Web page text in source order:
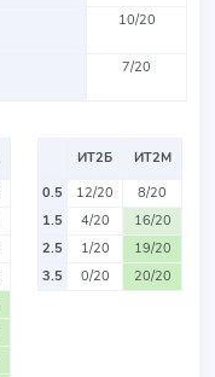
10/20
7/20
ИТ2Б
ИТ2М
0.5
12/20
8/20
1.5
4/20
16/20
2.5
1/20
19/20
3.5
0/20 20/20